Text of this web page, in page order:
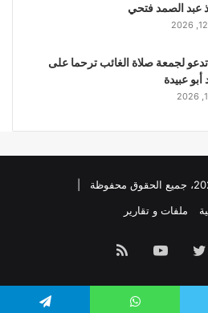
عبد الصمد فتحي
تدعو لجمعة صلاة الغائب ترحما على
أبو عبيدة
ملفات و تقارير
تويتر يوتيوبملخص
الموقع